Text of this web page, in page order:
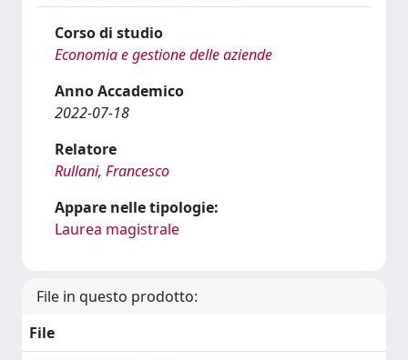
Corso di studio
Economia e gestione delle aziende
Anno Accademico
2022-07-18
Relatore
Rullani, Francesco
Appare nelle tipologie:
Laurea magistrale
File in questo prodotto:
File